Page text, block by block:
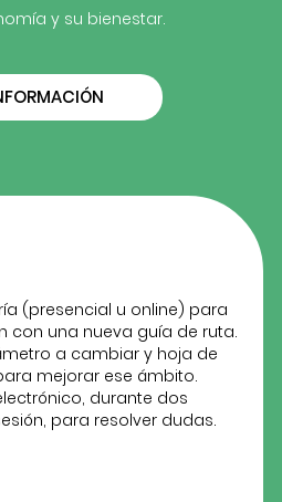
y su bienestar.
(presencial u online) para
con una nueva guía de ruta.
a cambiar y hoja de
mejorar ese ámbito.
durante dos
para resolver dudas.